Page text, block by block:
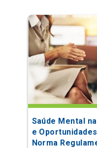
Saúde Mental
e
Norma